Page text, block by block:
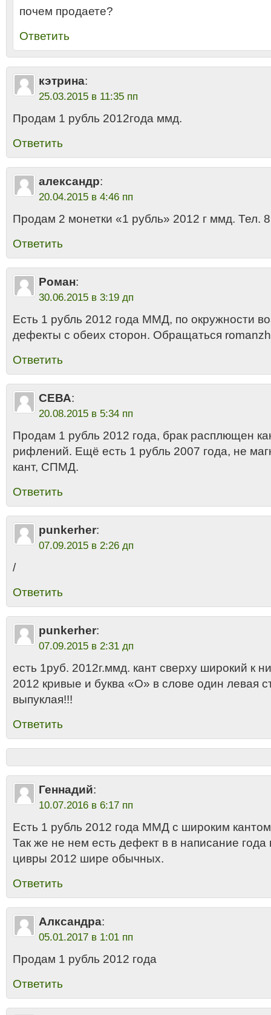
почем продаете?
Ответить
кэтрина:
25.03.2015 в 11:35 пп
Продам 1 рубль 2012года ммд.
Ответить
александр:
20.04.2015 в 4:46 пп
Продам 2 монетки «1 рубль» 2012 г ммд. Тел.
Ответить
Роман:
30.06.2015 в 3:19 дп
Есть 1 рубль 2012 года ММД, по окружности
дефекты с обеих сторон. Обращаться
Ответить
СЕВА:
20.08.2015 в 5:34 пп
Продам 1 рубль 2012 года, брак расплющен
рифлений. Ещё есть 1 рубль 2007 года, не
кант, СПМД.
Ответить
punkerher:
07.09.2015 в 2:26 дп
/
Ответить
punkerher:
07.09.2015 в 2:31 дп
есть 1руб. 2012г.ммд. кант сверху широкий к
2012 кривые и буква «О» в слове один левая
выпуклая!!!
Ответить
Геннадий:
10.07.2016 в 6:17 пп
Есть 1 рубль 2012 года ММД с широким
Так же не нем есть дефект в в написание
цивры 2012 шире обычных.
Ответить
Алксандра:
05.01.2017 в 1:01 пп
Продам 1 рубль 2012 года
Ответить